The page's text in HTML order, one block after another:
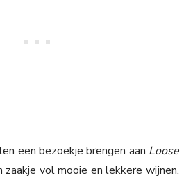
een bezoekje brengen aan Loose
zaakje vol mooie en lekkere wijnen.